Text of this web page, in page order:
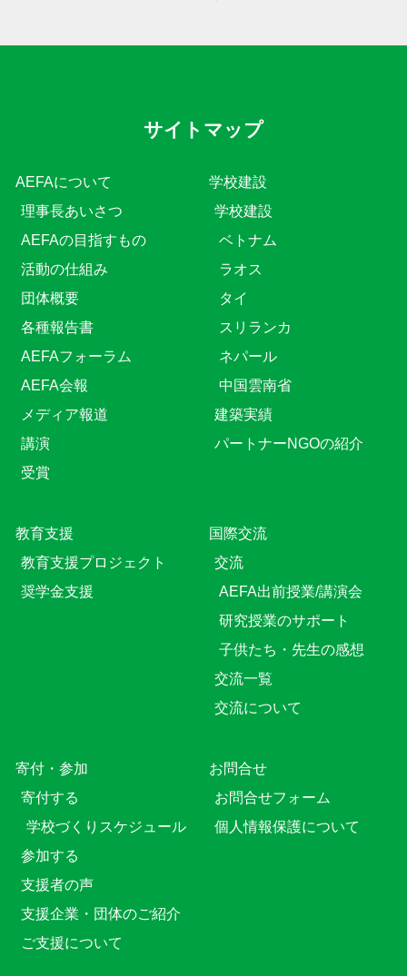
サイトマップ
AEFAについて
理事長あいさつ
AEFAの目指すもの
活動の仕組み
団体概要
各種報告書
AEFAフォーラム
AEFA会報
メディア報道
講演
受賞
学校建設
学校建設
ベトナム
ラオス
タイ
スリランカ
ネパール
中国雲南省
建築実績
パートナーNGOの紹介
教育⽀援
教育⽀援プロジェクト
奨学金支援
国際交流
交流
AEFA出前授業/講演会
研究授業のサポート
子供たち・先生の感想
交流一覧
交流について
寄付・参加
寄付する
学校づくりスケジュール
参加する
支援者の声
支援企業・団体のご紹介
ご支援について
お問合せ
お問合せフォーム
個人情報保護について